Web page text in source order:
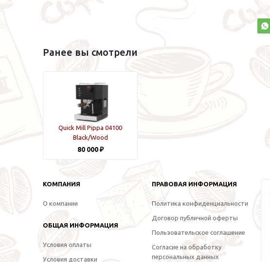
Ранее вы смотрели
Quick Mill Pippa 04100
Black/Wood
80 000 ₽
КОМПАНИЯ
О компании
ОБЩАЯ ИНФОРМАЦИЯ
Условия оплаты
Условия доставки
ПРАВОВАЯ ИНФОРМАЦИЯ
Политика конфиденциальности
Договор публичной оферты
Пользовательское соглашение
Согласие на обработку
персональных данных